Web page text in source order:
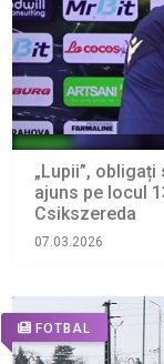
„Lupii”,
ajuns pe locul
Csikszereda
07.03.2026
FOTBAL